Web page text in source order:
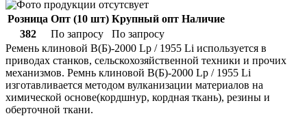
Розница Опт (10 шт) Крупный опт Наличие
382
По запросу
По запросу
Ремень клиновой В(Б)-2000 Lp / 1955 Li используется в
приводах станков, сельскохозяйственной техники и прочих
механизмов. Ремнь клиновой В(Б)-2000 Lp / 1955 Li
изготавливается методом вулканизации материалов на
химической основе(кордшнур, кордная ткань), резины и
оберточной ткани.